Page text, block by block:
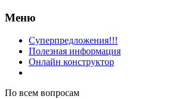
Меню
Суперпредложения!!!
Полезная информация
Онлайн конструктор
По всем вопросам